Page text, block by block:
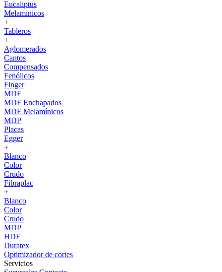
Eucaliptus
Melaminicos
+
Tableros
+
Aglomerados
Cantos
Compensados
Fenólicos
Finger
MDF
MDF Enchapados
MDF Melamínicos
MDP
Placas
Egger
+
Blanco
Color
Crudo
Fibraplac
+
Blanco
Color
Crudo
MDP
HDF
Duratex
Optimizador de cortes
Servicios